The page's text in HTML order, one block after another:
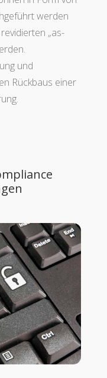
werden
„as-
und
Rückbaus einer